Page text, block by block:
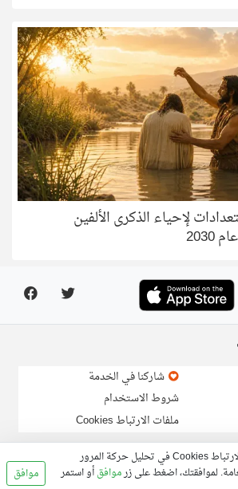
لإحياء الذكرى الألفين
شاركنا في الخدمة
شروط الاستخدام
ملفات الارتباط Cookies
نحن نستخدم ملفات تعريف الارتباط Cookies في تحليل حركة المرور
لموافقتك، اضغط على زرموافقأو استمر
موافق